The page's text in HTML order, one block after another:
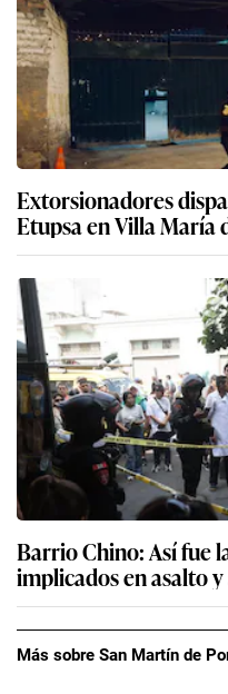
Extorsionadores
Etupsa en Villa María
Barrio Chino: Así fue
implicados en asalto
Más sobre San Martín de